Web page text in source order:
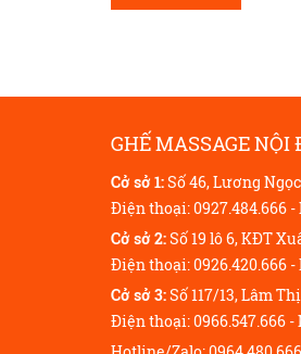
GHẾ MASSAGE
Cở sở 1:Số 46, Lương
Điện thoại: 0927.484.666 -
Cở sở 2:Số 19 lô 6, KĐT
Điện thoại: 0926.420.666
Cở sở 3:Số 117/13, Lâm
Điện thoại: 0966.547.666 -